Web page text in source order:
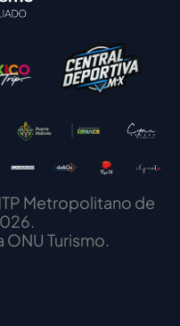
Metropolitano de
ONU Turismo.